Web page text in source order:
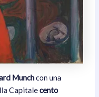
Munchcon una
Capitalecento